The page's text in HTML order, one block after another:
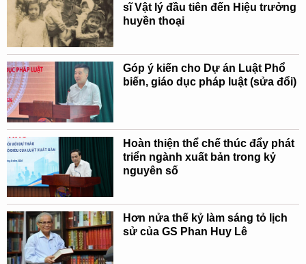
sĩ Vật lý đầu tiên đến Hiệu trưởng
huyền thoại
Góp ý kiến cho Dự án Luật Phổ
biến, giáo dục pháp luật (sửa đổi)
Hoàn thiện thể chế thúc đẩy phát
triển ngành xuất bản trong kỷ
nguyên số
Hơn nửa thế kỷ làm sáng tỏ lịch
sử của GS Phan Huy Lê